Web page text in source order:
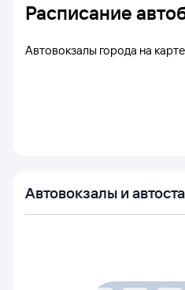
Расписание
Автовокзалы города на карте
Автовокзалы и